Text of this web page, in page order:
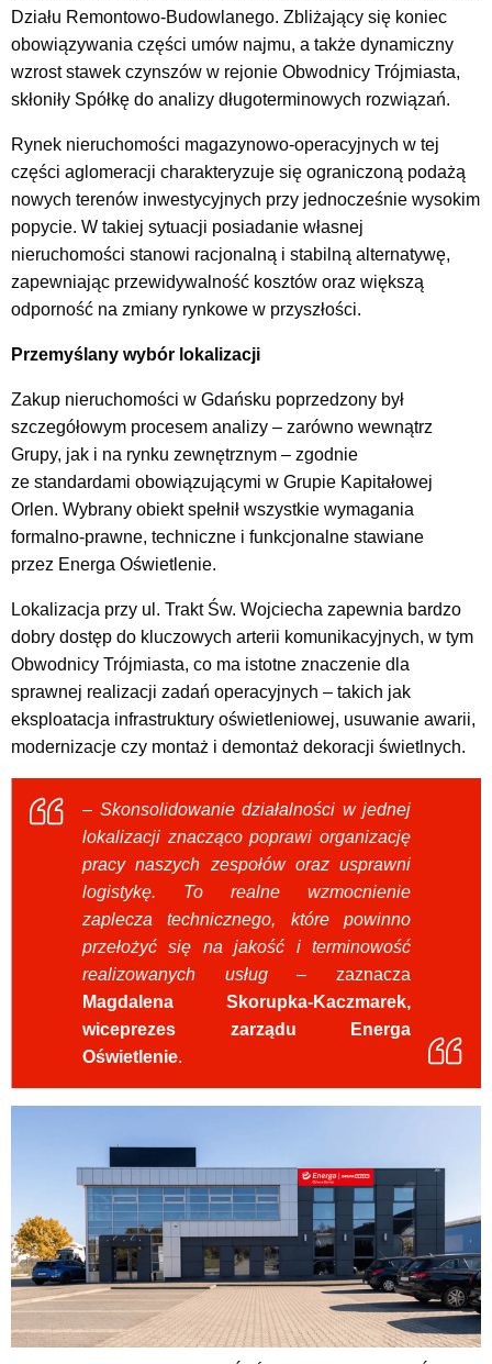
Działu Remontowo-Budowlanego. Zbliżający się koniec
obowiązywania części umów najmu, a także dynamiczny
wzrost stawek czynszów w rejonie Obwodnicy Trójmiasta,
skłoniły Spółkę do analizy długoterminowych rozwiązań.
Rynek nieruchomości magazynowo-operacyjnych w tej
części aglomeracji charakteryzuje się ograniczoną podażą
nowych terenów inwestycyjnych przy jednocześnie wysokim
popycie. W takiej sytuacji posiadanie własnej
nieruchomości stanowi racjonalną i stabilną alternatywę,
zapewniając przewidywalność kosztów oraz większą
odporność na zmiany rynkowe w przyszłości.
Przemyślany wybór lokalizacji
Zakup nieruchomości w Gdańsku poprzedzony był
szczegółowym procesem analizy – zarówno wewnątrz
Grupy, jak i na rynku zewnętrznym – zgodnie
ze standardami obowiązującymi w Grupie Kapitałowej
Orlen. Wybrany obiekt spełnił wszystkie wymagania
formalno-prawne, techniczne i funkcjonalne stawiane
przez Energa Oświetlenie.
Lokalizacja przy ul. Trakt Św. Wojciecha zapewnia bardzo
dobry dostęp do kluczowych arterii komunikacyjnych, w tym
Obwodnicy Trójmiasta, co ma istotne znaczenie dla
sprawnej realizacji zadań operacyjnych – takich jak
eksploatacja infrastruktury oświetleniowej, usuwanie awarii,
modernizacje czy montaż i demontaż dekoracji świetlnych.
– Skonsolidowanie działalności w jednej
lokalizacji znacząco poprawi organizację
pracy naszych zespołów oraz usprawni
logistykę. To realne wzmocnienie
zaplecza technicznego, które powinno
przełożyć się na jakość i terminowość
realizowanych usług– zaznacza
Magdalena Skorupka-Kaczmarek,
wiceprezes zarządu Energa
Oświetlenie.